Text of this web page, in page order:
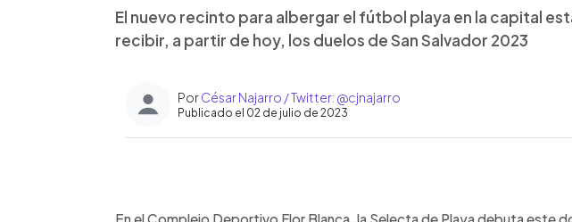
El nuevo recinto para albergar el fútbol playa en la capital
recibir, a partir de hoy, los duelos de San Salvador 2023
PorCésar Najarro / Twitter: @cjnajarro
Publicado el 02 de julio de 2023
Escuchar artículo